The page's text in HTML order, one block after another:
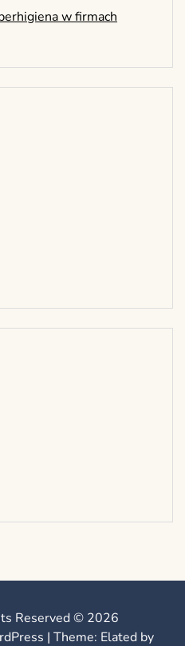
w firmach
Reserved © 2026
| Theme: Elated by